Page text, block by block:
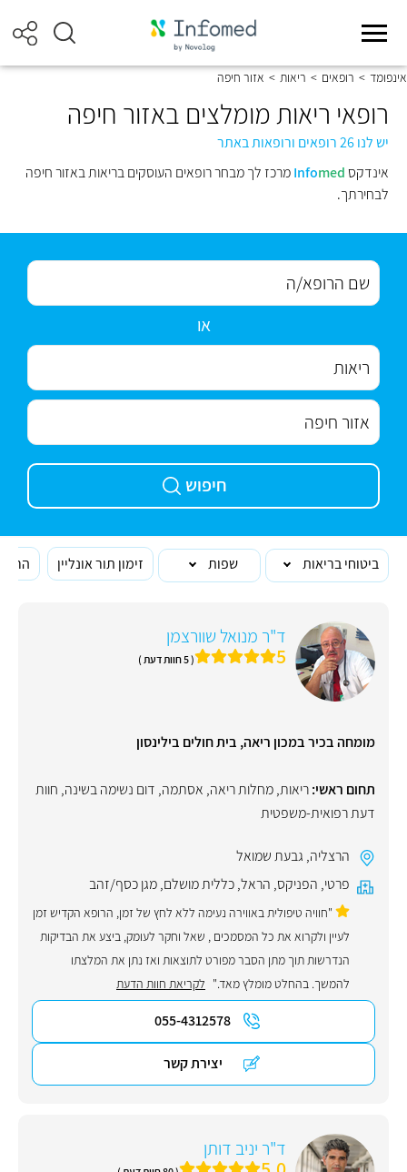
אינפומד > רופאים > ריאות > אזור חיפה
רופאי ריאות מומלצים באזור חיפה
יש לנו 26 רופאים ורופאות באתר
אינדקס
Infomed
מרכז לך מבחר רופאים העוסקים בריאות באזור חיפה
לבחירתך.
או
חיפוש
ביטוחי בריאות שפות זימון תור אונליין
ד"ר מנואל שוורצמן
5 ( 5 חוות דעת )
מומחה בכיר במכון ריאה, בית חולים בילינסון
תחום ראשי:ריאות,מחלות ריאה, אסתמה, דום נשימה בשינה, חוות
דעת רפואית-משפטית
הרצליה, גבעת שמואל
פרטי, הפניקס, הראל,כללית מושלם,מגן כסף/זהב
"חוויה טיפולית באווירה נעימה ללא לחץ של זמן, הרופא הקדיש זמן
לעיין ולקרוא את כל המסמכים , שאל וחקר לעומק, ביצע את הבדיקות
הנדרשות תוך מתן הסבר מפורט לתוצאות ואז נתן את המלצתו
להמשך. בהחלט מומלץ מאד." לקריאת חוות הדעת
055-4312578
יצירת קשר
ד"ר יניב דותן